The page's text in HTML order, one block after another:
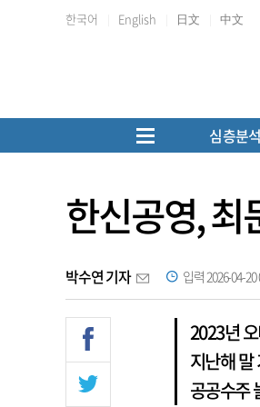
한국어 English 日文 中文
심층분석
한신공영,
박수연 기자 입력 2026-04-20
2023년
지난해
공공수주